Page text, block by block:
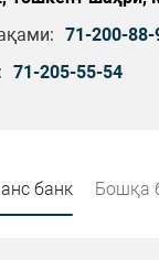
71-200-88-
71-205-55-54
банк Бошқа